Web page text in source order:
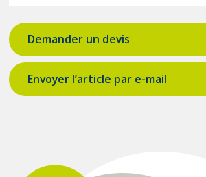
Demander un devis
Envoyer l’article par e-mail